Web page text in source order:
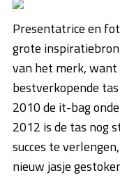
Presentatrice en
grote
van het merk,
bestverkopende
2010 de it-bag
2012 is de tas nog
succes te
nieuw jasje